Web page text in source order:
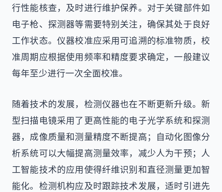
行性能核查，及时进行维护保养。对于关键部件如
电子枪、探测器等需要特别关注，确保其处于良好
工作状态。仪器校准应采用可追溯的标准物质，校
准周期应根据使用频率和精度要求确定，一般建议
每年至少进行一次全面校准。
随着技术的发展，检测仪器也在不断更新升级。新
型扫描电镜采用了更高性能的电子光学系统和探测
器，成像质量和测量精度不断提高；自动化图像分
析系统可以大幅提高测量效率，减少人为干预；人
工智能技术的应用使得纤维识别和直径测量更加智
能化。检测机构应及时跟踪技术发展，适时引进先